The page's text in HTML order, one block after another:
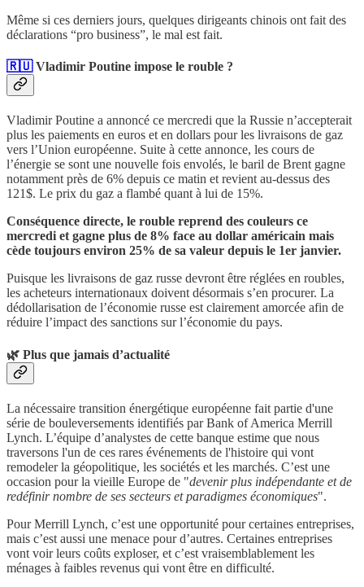
Même si ces derniers jours, quelques dirigeants chinois ont fait des
déclarations “pro business”, le mal est fait.
🇷🇺Vladimir Poutine impose le rouble ?
Vladimir Poutine a annoncé ce mercredi que la Russie n’accepterait
plus les paiements en euros et en dollars pour les livraisons de gaz
vers l’Union européenne. Suite à cette annonce, les cours de
l’énergie se sont une nouvelle fois envolés, le baril de Brent gagne
notamment près de 6% depuis ce matin et revient au-dessus des
121$. Le prix du gaz a flambé quant à lui de 15%.
Conséquence directe, le rouble reprend des couleurs ce
mercredi et gagne plus de 8% face au dollar américain mais
cède toujours environ 25% de sa valeur depuis le 1er janvier.
Puisque les livraisons de gaz russe devront être réglées en roubles,
les acheteurs internationaux doivent désormais s’en procurer. La
dédollarisation de l’économie russe est clairement amorcée afin de
réduire l’impact des sanctions sur l’économie du pays.
🌿 Plus que jamais d’actualité
La nécessaire transition énergétique européenne fait partie d'une
série de bouleversements identifiés par Bank of America Merrill
Lynch. L’équipe d’analystes de cette banque estime que nous
traversons l'un de ces rares événements de l'histoire qui vont
remodeler la géopolitique, les sociétés et les marchés. C’est une
occasion pour la vieille Europe de "devenir plus indépendante et de
redéfinir nombre de ses secteurs et paradigmes économiques".
Pour Merrill Lynch, c’est une opportunité pour certaines entreprises,
mais c’est aussi une menace pour d’autres. Certaines entreprises
vont voir leurs coûts exploser, et c’est vraisemblablement les
ménages à faibles revenus qui vont être en difficulté.